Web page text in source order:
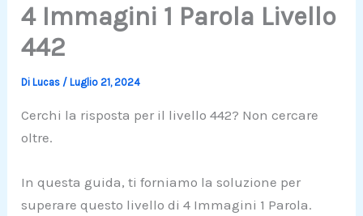
4 Immagini 1 Parola Livello
442
DiLucas /Luglio 21, 2024
Cerchi la risposta per il livello 442? Non cercare
oltre.
In questa guida, ti forniamo la soluzione per
superare questo livello di 4 Immagini 1 Parola.